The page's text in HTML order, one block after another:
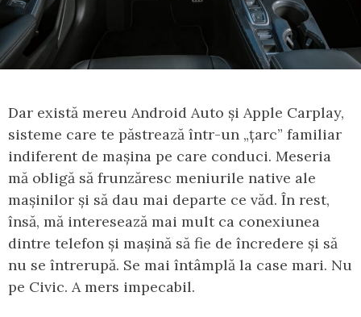
Dar există mereu Android Auto și Apple Carplay,
sisteme care te păstrează într-un „țarc” familiar
indiferent de mașina pe care conduci. Meseria
mă obligă să frunzăresc meniurile native ale
mașinilor și să dau mai departe ce văd. În rest,
însă, mă interesează mai mult ca conexiunea
dintre telefon și mașină să fie de încredere și să
nu se întrerupă. Se mai întâmplă la case mari. Nu
pe Civic. A mers impecabil.